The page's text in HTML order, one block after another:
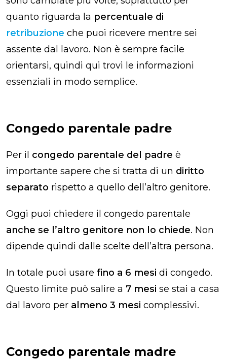
quanto riguarda la percentuale di
retribuzione che puoi ricevere mentre sei
assente dal lavoro. Non è sempre facile
orientarsi, quindi qui trovi le informazioni
essenziali in modo semplice.
Congedo parentale padre​
Per il congedo parentale del padre è
importante sapere che si tratta di un diritto
separato rispetto a quello dell’altro genitore.
Oggi puoi chiedere il congedo parentale
anche se l’altro genitore non lo chiede. Non
dipende quindi dalle scelte dell’altra persona.
In totale puoi usare fino a 6 mesi di congedo.
Questo limite può salire a 7 mesi se stai a casa
dal lavoro per almeno 3 mesi complessivi.
Congedo parentale madre​